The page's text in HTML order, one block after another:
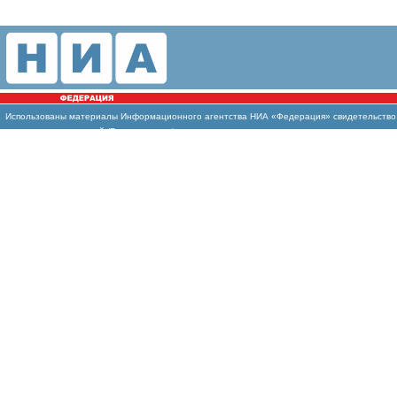
Использованы материалы Информационного агентства НИА «Федерация»
массовых коммуникаций (Роскомнадзор)